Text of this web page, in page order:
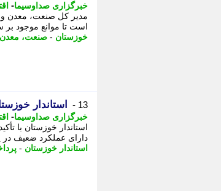
خبرگزاری صداوسیما-
مدیر کل صنعت، معدن و
است تا موانع موجود بر
خوزستان - صنعت،
13 - استاندار
خبرگزاری صداوسیما-
استاندار خوزستان با
دارای عملکرد ضعیف در
استاندار خوزستان -